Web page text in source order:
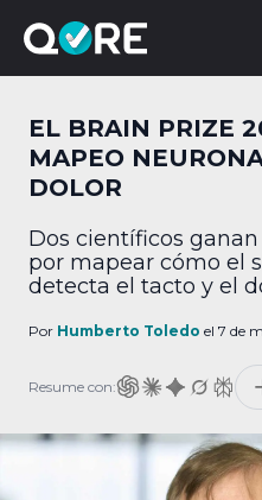
EL BRAIN PRIZE
MAPEO
DOLOR
Dos científicos
por mapear cómo el
detecta el tacto y el
Por Humberto Toledo el 7 de
Resume con: